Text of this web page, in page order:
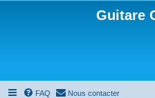
Guitare
FAQ Nous contacter